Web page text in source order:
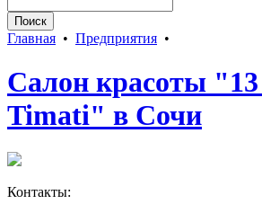
Главная • Предприятия •
Салон красоты
Timati" в Сочи
Контакты: